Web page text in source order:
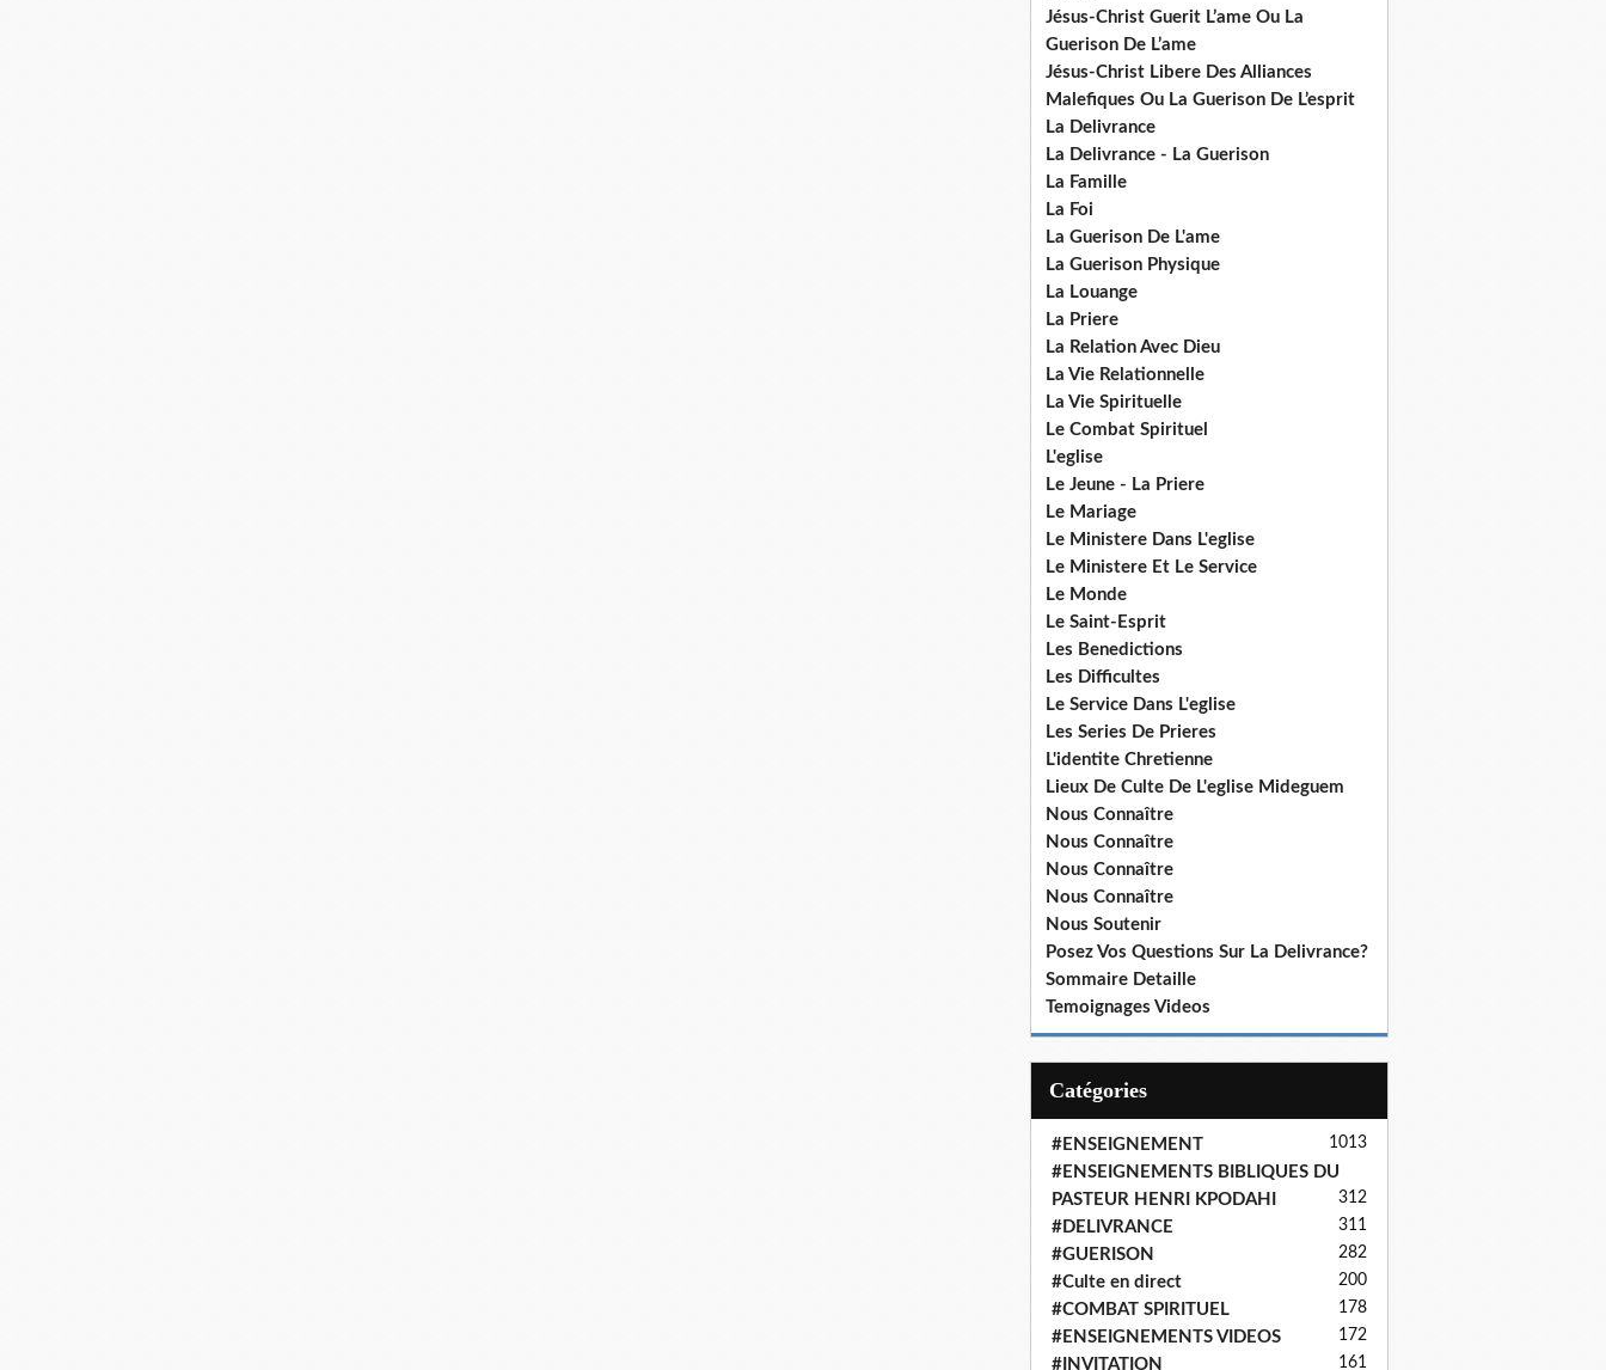
Jésus-Christ Guerit L’ame Ou La
Guerison De L’ame
Jésus-Christ Libere Des Alliances
Malefiques Ou La Guerison De L’esprit
La Delivrance
La Delivrance - La Guerison
La Famille
La Foi
La Guerison De L'ame
La Guerison Physique
La Louange
La Priere
La Relation Avec Dieu
La Vie Relationnelle
La Vie Spirituelle
Le Combat Spirituel
L'eglise
Le Jeune - La Priere
Le Mariage
Le Ministere Dans L'eglise
Le Ministere Et Le Service
Le Monde
Le Saint-Esprit
Les Benedictions
Les Difficultes
Le Service Dans L'eglise
Les Series De Prieres
L'identite Chretienne
Lieux De Culte De L'eglise Mideguem
Nous Connaître
Nous Connaître
Nous Connaître
Nous Connaître
Nous Soutenir
Posez Vos Questions Sur La Delivrance?
Sommaire Detaille
Temoignages Videos
Catégories
#ENSEIGNEMENT 1013
#ENSEIGNEMENTS BIBLIQUES DU
PASTEUR HENRI KPODAHI
312
#DELIVRANCE 311
#GUERISON 282
#Culte en direct 200
#COMBAT SPIRITUEL 178
#ENSEIGNEMENTS VIDEOS 172
#INVITATION 161